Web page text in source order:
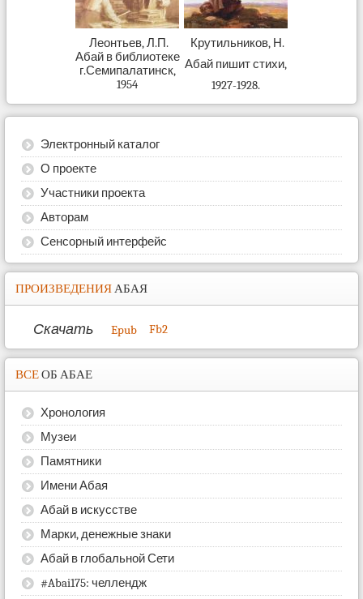
Леонтьев, Л.П.
Абай в библиотеке
г.Семипалатинск,
1954
Крутильников, Н.
Абай пишит стихи,
1927-1928.
Электронный каталог
О проекте
Участники проекта
Авторам
Сенсорный интерфейс
ПРОИЗВЕДЕНИЯАБАЯ
Скачать Epub Fb2
ВСЕОБ АБАЕ
Хронология
Музеи
Памятники
Имени Абая
Абай в искусстве
Марки, денежные знаки
Абай в глобальной Сети
#Abai175: челлендж